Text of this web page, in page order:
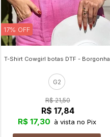
17% OFF
T-Shirt Cowgirl botas DTF - Borgonha
G2
R$ 21,50
R$ 17,84
R$ 17,30 à vista no Pix